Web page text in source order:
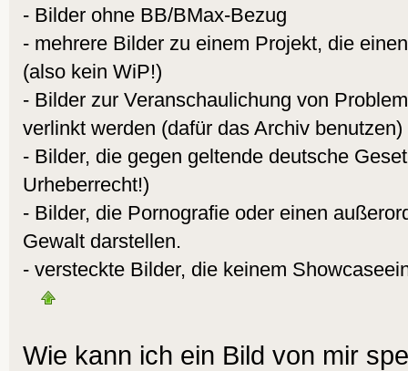
- Bilder ohne BB/BMax-Bezug
- mehrere Bilder zu einem Projekt, die
(also kein WiP!)
- Bilder zur Veranschaulichung von
verlinkt werden (dafür das Archiv benutzen)
- Bilder, die gegen geltende deutsche
Urheberrecht!)
- Bilder, die Pornografie oder einen
Gewalt darstellen.
- versteckte Bilder, die keinem
Wie kann ich ein Bild von mir